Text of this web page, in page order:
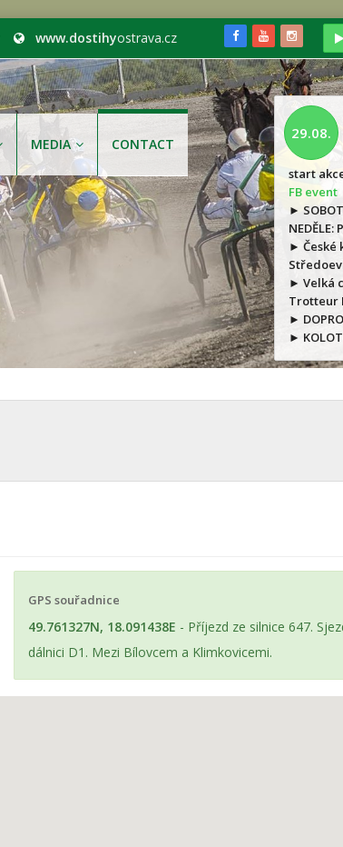
www.dostihyostrava.cz
MEDIA CONTACT
29.08.
start
FB event
►
NEDĚLE:
► České
► Velká
Trotteur
►
►
GPS souřadnice
49.761327N, 18.091438E - Příjezd ze silnice 647.
dálnici D1. Mezi Bílovcem a Klimkovicemi.